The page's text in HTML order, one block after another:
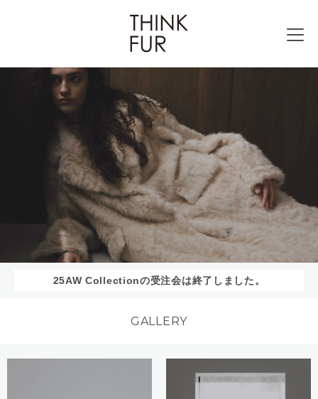
25AW Collectionの受注会は終了しました。
GALLERY